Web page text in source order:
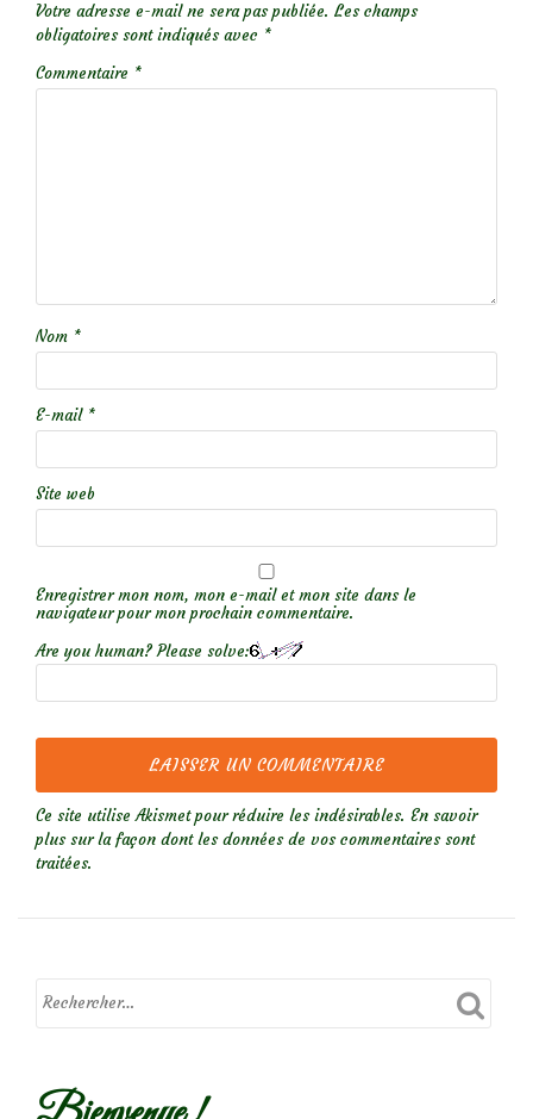
Votre adresse e-mail ne sera pas publiée. Les champs
obligatoires sont indiqués avec *
Commentaire *
Nom *
E-mail *
Site web
Enregistrer mon nom, mon e-mail et mon site dans le
navigateur pour mon prochain commentaire.
Are you human? Please solve:
Ce site utilise Akismet pour réduire les indésirables. En savoir
plus sur la façon dont les données de vos commentaires sont
traitées.